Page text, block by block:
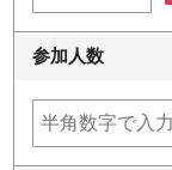
参加人数